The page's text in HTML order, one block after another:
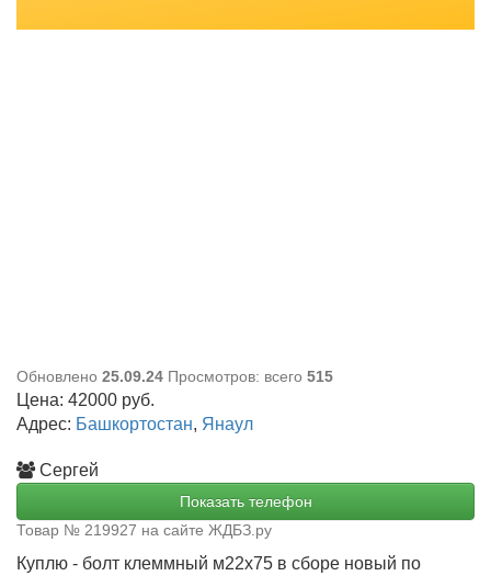
Обновлено 25.09.24 Просмотров: всего 515
Цена: 42000 руб.
Адрес: Башкортостан, Янаул
Сергей
Показать телефон
Товар № 219927 на сайте ЖДБЗ.ру
Куплю - болт клеммный м22х75 в сборе новый по